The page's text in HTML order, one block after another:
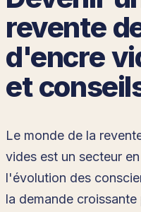
revente
d'encre
et
Le monde de la
vides est un secteur
l'évolution des
la demande